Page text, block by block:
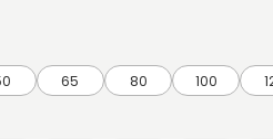
65 80 100